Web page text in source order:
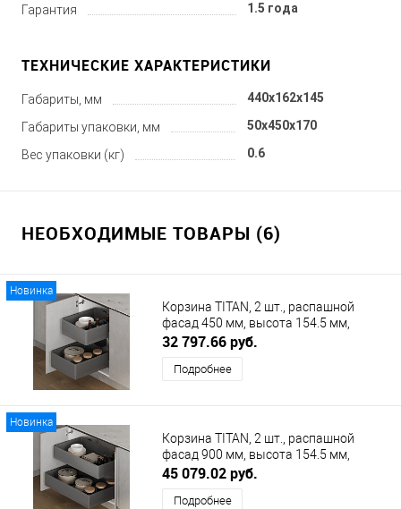
Гарантия 1.5 года
ТЕХНИЧЕСКИЕ ХАРАКТЕРИСТИКИ
Габариты, мм 440x162x145
Габариты упаковки, мм 50x450x170
Вес упаковки (кг) 0.6
НЕОБХОДИМЫЕ ТОВАРЫ (6)
Новинка
Корзина TITAN, 2 шт., распашной
фасад 450 мм, высота 154.5 мм,
антрацит DUSLAR
32 797.66 руб.
Подробнее
Новинка
Корзина TITAN, 2 шт., распашной
фасад 900 мм, высота 154.5 мм,
антрацит DUSLAR
45 079.02 руб.
Подробнее